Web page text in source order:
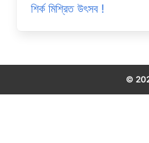
শির্ক মিশ্রিত উৎসব !
©